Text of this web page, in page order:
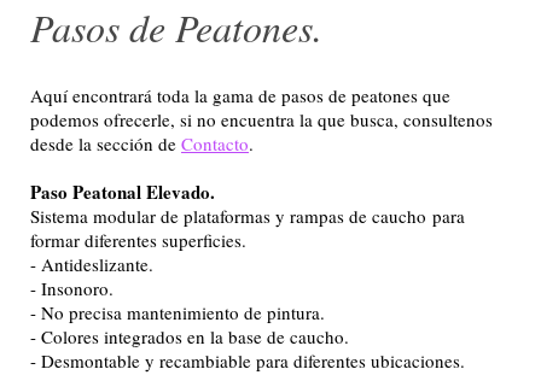
Pasos de Peatones.
Aquí encontrará toda la gama de pasos de peatones que
podemos ofrecerle, si no encuentra la que busca, consultenos
desde la sección de Contacto.
Paso Peatonal Elevado.
Sistema modular de plataformas y rampas de caucho para
formar diferentes superficies.
- Antideslizante.
- Insonoro.
- No precisa mantenimiento de pintura.
- Colores integrados en la base de caucho.
- Desmontable y recambiable para diferentes ubicaciones.